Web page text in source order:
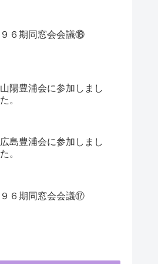
９６期同窓会会議⑱
山陽豊浦会に参加しまし
た。
広島豊浦会に参加しまし
た。
９６期同窓会会議⑰